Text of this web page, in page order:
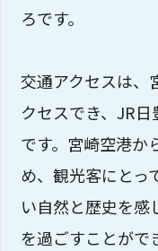
ろです。
交通アクセスは、
クセスでき、JR
です。宮崎空港か
め、観光客にとっ
い自然と歴史を感
を過ごすことがで